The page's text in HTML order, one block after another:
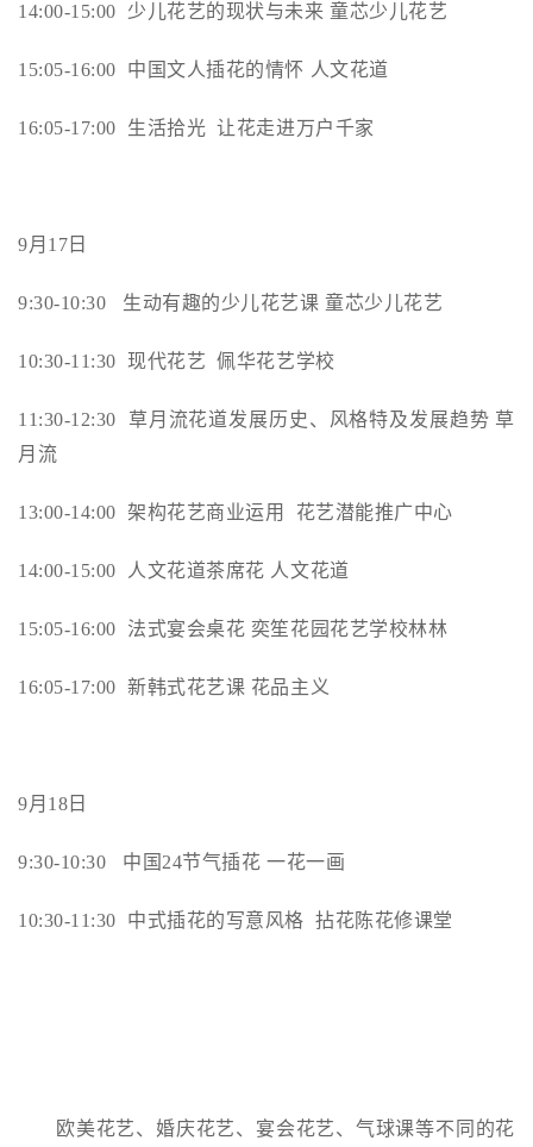
14:00-15:00 少儿花艺的现状与未来 童芯少儿花艺
15:05-16:00 中国文人插花的情怀 人文花道
16:05-17:00 生活拾光 让花走进万户千家
9月17日
9:30-10:30 生动有趣的少儿花艺课 童芯少儿花艺
10:30-11:30现代花艺 佩华花艺学校
11:30-12:30 草月流花道发展历史、风格特及发展趋势 草
月流
13:00-14:00架构花艺商业运用 花艺潜能推广中心
14:00-15:00 人文花道茶席花 人文花道
15:05-16:00 法式宴会桌花 奕笙花园花艺学校林林
16:05-17:00新韩式花艺课 花品主义
9月18日
9:30-10:30 中国24节气插花 一花一画
10:30-11:30 中式插花的写意风格 拈花陈花修课堂
欧美花艺、婚庆花艺、宴会花艺、气球课等不同的花